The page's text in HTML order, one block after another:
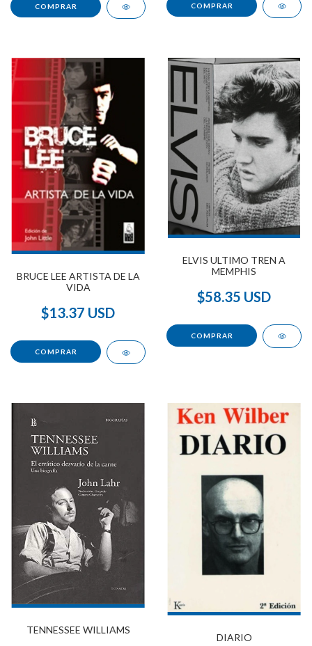
BRUCE LEE ARTISTA DE LA
VIDA
$13.37 USD
ELVIS ULTIMO TREN A
MEMPHIS
$58.35 USD
TENNESSEE WILLIAMS
DIARIO